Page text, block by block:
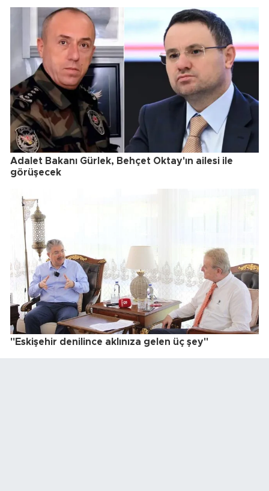
Adalet Bakanı Gürlek, Behçet Oktay'ın ailesi ile
görüşecek
"Eskişehir denilince aklınıza gelen üç şey"